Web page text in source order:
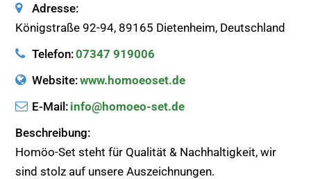
Adresse:
Königstraße 92-94, 89165 Dietenheim, Deutschland
Telefon:07347 919006
Website:www.homoeoset.de
E-Mail: info@homoeo-set.de
Beschreibung:
Homöo-Set steht für Qualität & Nachhaltigkeit, wir
sind stolz auf unsere Auszeichnungen.